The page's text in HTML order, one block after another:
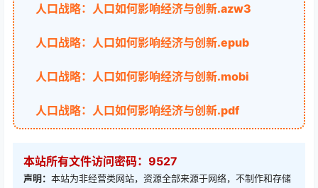
人口战略：人口如何影响经济与创新.azw3
人口战略：人口如何影响经济与创新.epub
人口战略：人口如何影响经济与创新.mobi
人口战略：人口如何影响经济与创新.pdf
本站所有文件访问密码：9527
声明： 本站为非经营类网站，资源全部来源于网络，不制作和存储